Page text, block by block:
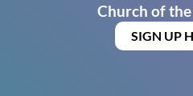
Church of
SIGN UP